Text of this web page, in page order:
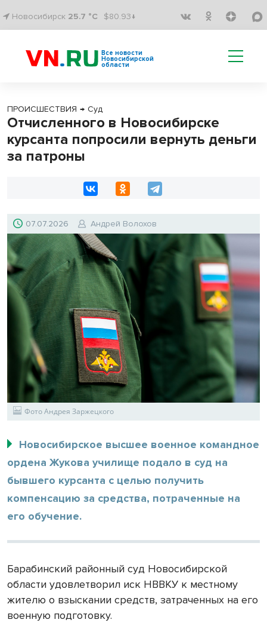
Новосибирск 25.7 °C $80.93↓
Все новости
Новосибирской
области
ПРОИСШЕСТВИЯ → Суд
Отчисленного в Новосибирске
курсанта попросили вернуть деньги
за патроны
07.07.2026 Андрей Волохов
Фото Андрея Заржецкого
Новосибирское высшее военное командное
ордена Жукова училище подало в суд на
бывшего курсанта с целью получить
компенсацию за средства, потраченные на
его обучение.
Барабинский районный суд Новосибирской
области удовлетворил иск НВВКУ к местному
жителю о взыскании средств, затраченных на его
военную подготовку.